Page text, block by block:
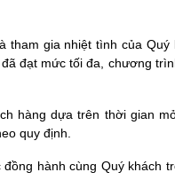
tham gia nhiệt tình của
đạt mức tối đa , chương
hàng dựa trên thời gian
quy định.
hành cùng Quý khách